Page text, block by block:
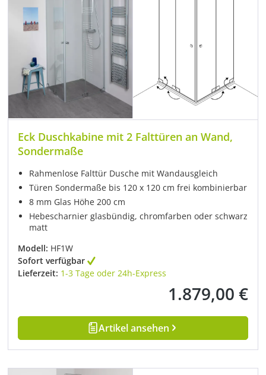
Eck Duschkabine mit 2 Falttüren an Wand,
Sondermaße
Rahmenlose Falttür Dusche mit Wandausgleich
Türen Sondermaße bis 120 x 120 cm frei kombinierbar
8 mm Glas Höhe 200 cm
Hebescharnier glasbündig, chromfarben oder schwarz
matt
Modell: HF1W
Sofort verfügbar
Lieferzeit: 1-3 Tage oder 24h-Express
Regulärer Preis:
1.879,00 €
Artikel ansehen